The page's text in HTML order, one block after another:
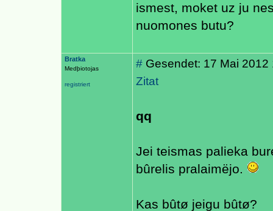
ismest, moket uz ju
nuomones butu?
Bratka
Medþiotojas
registriert
# Gesendet: 17 Mai 2012
Zitat
qq
Jei teismas palieka
bûrelis pralaimëjo.
Kas bûtø jeigu bûtø?